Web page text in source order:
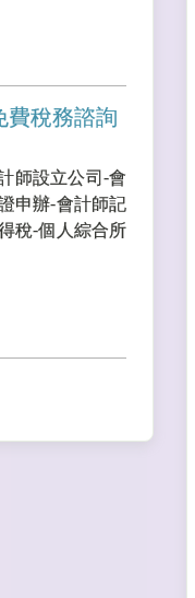
費稅務諮詢
師設立公司-會
申辦-會計師記
稅-個人綜合所